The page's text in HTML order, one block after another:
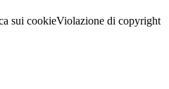
sui cookieViolazione di copyright